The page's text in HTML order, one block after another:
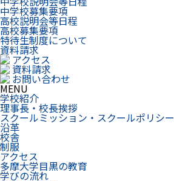
中学校募集要項
高校説明会等日程
高校募集要項
特待生制度について
資料請求
アクセス
資料請求
お問い合わせ
MENU
学校紹介
理事長・校長挨拶
スクールミッション・スクールポリシー
沿革
校舎
制服
アクセス
多摩大学目黒の教育
学びの流れ